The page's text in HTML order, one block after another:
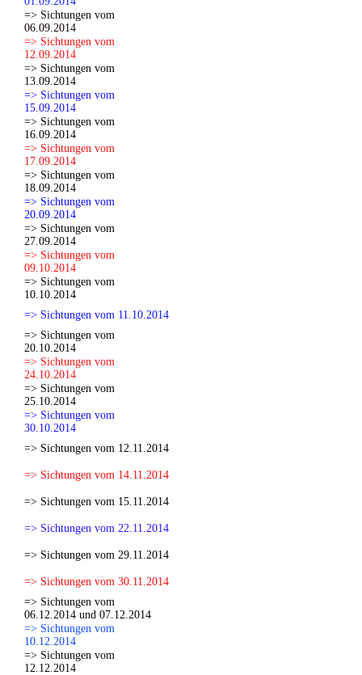
=> Sichtungen vom
06.09.2014
=> Sichtungen vom
12.09.2014
=> Sichtungen vom
13.09.2014
=> Sichtungen vom
15.09.2014
=> Sichtungen vom
16.09.2014
=> Sichtungen vom
17.09.2014
=> Sichtungen vom
18.09.2014
=> Sichtungen vom
20.09.2014
=> Sichtungen vom
27.09.2014
=> Sichtungen vom
09.10.2014
=> Sichtungen vom
10.10.2014
=> Sichtungen vom 11.10.2014
=> Sichtungen vom
20.10.2014
=> Sichtungen vom
24.10.2014
=> Sichtungen vom
25.10.2014
=> Sichtungen vom
30.10.2014
=> Sichtungen vom 12.11.2014
=> Sichtungen vom 14.11.2014
=> Sichtungen vom 15.11.2014
=> Sichtungen vom 22.11.2014
=> Sichtungen vom 29.11.2014
=> Sichtungen vom 30.11.2014
=> Sichtungen vom
06.12.2014 und 07.12.2014
=> Sichtungen vom
10.12.2014
=> Sichtungen vom
12.12.2014